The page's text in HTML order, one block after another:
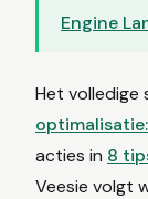
Engine
Het volledige
acties in 8
Veesie volgt